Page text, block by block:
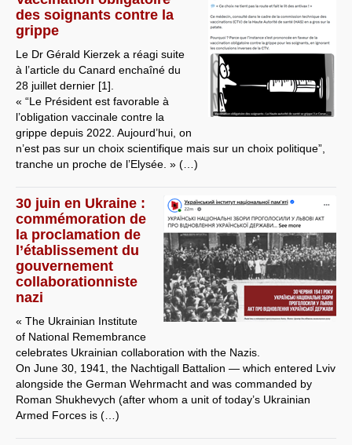
des soignants contre la
grippe
Le Dr Gérald Kierzek a réagi suite
à l’article du Canard enchaîné du
28 juillet dernier [1].
« “Le Président est favorable à
l’obligation vaccinale contre la
grippe depuis 2022. Aujourd’hui, on
n’est pas sur un choix scientifique mais sur un choix politique”,
tranche un proche de l’Elysée. » (…)
30 juin en Ukraine :
commémoration de
la proclamation de
l’établissement du
gouvernement
collaborationniste
nazi
« The Ukrainian Institute
of National Remembrance
celebrates Ukrainian collaboration with the Nazis.
On June 30, 1941, the Nachtigall Battalion — which entered Lviv
alongside the German Wehrmacht and was commanded by
Roman Shukhevych (after whom a unit of today’s Ukrainian
Armed Forces is (…)